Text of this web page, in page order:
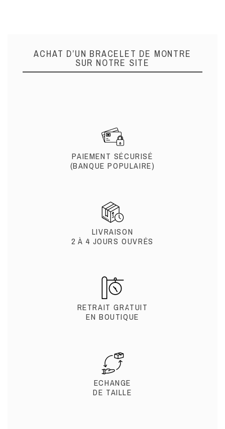
ACHAT D’UN BRACELET DE MONTRE
SUR NOTRE SITE
PAIEMENT SÉCURISÉ
(BANQUE POPULAIRE)
LIVRAISON
2 À 4 JOURS OUVRÉS
RETRAIT GRATUIT
EN BOUTIQUE
ECHANGE
DE TAILLE